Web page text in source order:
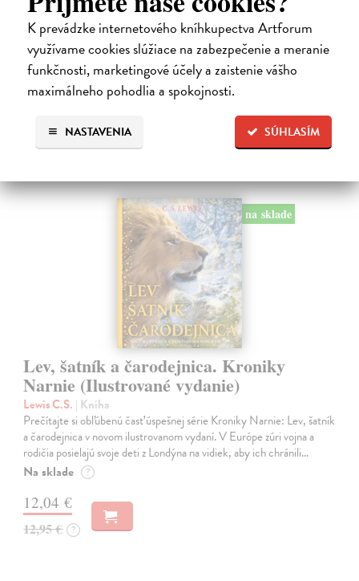
K prevádzke internetového kníhkupectva Artforum
využívame cookies slúžiace na zabezpečenie a meranie
funkčnosti, marketingové účely a zaistenie vášho
maximálneho pohodlia a spokojnosti.
SÚHLASÍM
NASTAVENIA
Dúbravský Andrej| Kniha
Alica je zvedavá mačka, ktorá býva so zvedavým Andrejom. Obaja sú
fascinovaní ríšou hmyzu.
Na sklade ?
28,03 €
na sklade
Lev, šatník a čarodejnica. Kroniky
Narnie (Ilustrované vydanie)
Lewis C.S. | Kniha
Prečítajte si obľúbenú časť úspešnej série Kroniky Narnie: Lev, šatník
a čarodejnica v novom ilustrovanom vydaní. V Európe zúri vojna a
rodičia posielajú svoje deti z Londýna na vidiek, aby ich chránili…
Na sklade ?
12,04 €
12,95 € ?